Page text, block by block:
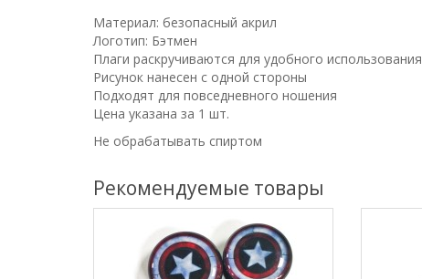
Материал: безопасный акрил
Логотип: Бэтмен
Плаги раскручиваются для удобного использования
Рисунок нанесен с одной стороны
Подходят для повседневного ношения
Цена указана за 1 шт.
Не обрабатывать спиртом
Рекомендуемые товары